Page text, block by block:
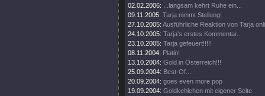
02.02.2006:
...langsam kehrt Ruhe ein...
09.11.2005: Tarja nimmt Stellung!
27.10.2005: Ausführliche Reaktion von Tarja
24.10.2005: Tarja's erstes Kommentar...
23.10.2005: Tarja gefeuert!!!!!
08.11.2004: Platin!
13.10.2004: Gold in Österreich!!!
25.09.2004: Best-Of...
20.09.2004: goes even more pop
19.09.2004: Goldkehlchen mit eigener Seite